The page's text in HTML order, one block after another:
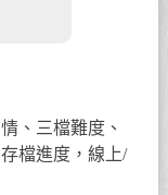
、三檔難度、
檔進度，線上/